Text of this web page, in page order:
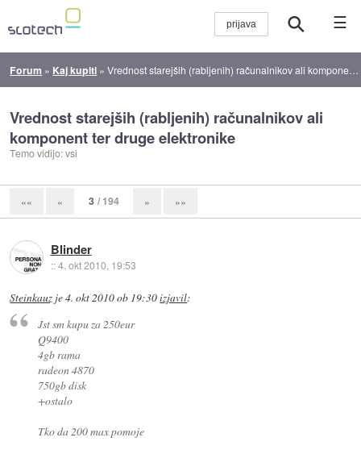
☰
Forum » Kaj kupiti »Vrednost starejših (rabljenih) računalnikov ali komponent ter druge elektronike
Vrednost starejših (rabljenih) računalnikov ali
komponent ter druge elektronike
Temo vidijo: vsi
«« « 3 / 194 » »»
Blinder
::4. okt 2010, 19:53
Steinkauz je4. okt 2010 ob 19:30izjavil:
Jst sm kupu za 250eur
Q9400
4gb rama
radeon 4870
750gb disk
+ostalo
Tko da 200 max pomoje